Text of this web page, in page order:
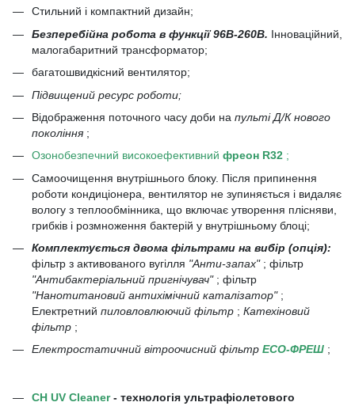
Стильний і компактний дизайн;
Безперебійна робота в функції 96В-260В. Інноваційний,
малогабаритний трансформатор;
багатошвидкісний вентилятор;
Підвищений ресурс роботи;
Відображення поточного часу доби на пульті Д/К нового
покоління ;
Озонобезпечний високоефективний фреон R32 ;
Самоочищення внутрішнього блоку. Після припинення
роботи кондиціонера, вентилятор не зупиняється і видаляє
вологу з теплообмінника, що включає утворення плісняви,
грибків і розмноження бактерій у внутрішньому блоці;
Комплектується двома фільтрами на вибір (опція):
фільтр з активованого вугілля "Анти-запах"; фільтр
"Антибактеріальний пригнічувач"; фільтр
"Нанотитановий антихімічний каталізатор";
Електретний пиловловлюючий фільтр ; Катехіновий
фільтр ;
Електростатичний вітроочисний фільтр ЕСО-ФРЕШ ;
CH UV Cleaner - технологія ультрафіолетового